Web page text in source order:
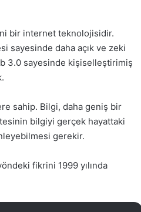
bir internet teknolojisidir.
sayesinde daha açık ve zeki
3.0 sayesinde kişiselleştirimiş
sahip. Bilgi, daha geniş bir
bilgiyi gerçek hayattaki
gerekir.
fikrini 1999 yılında